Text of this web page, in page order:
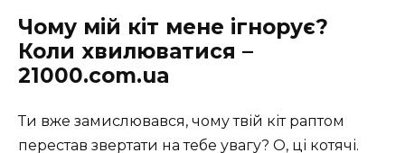
Чому мій кіт мене ігнорує?
Коли хвилюватися –
21000.com.ua
Ти вже замислювався, чому твій кіт раптом
перестав звертати на тебе увагу? О, ці котячі.